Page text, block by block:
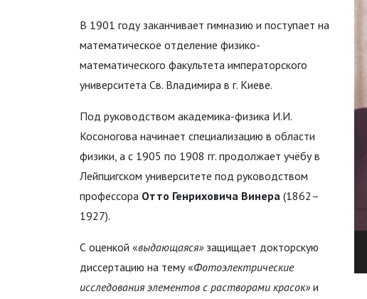
В 1901 году заканчивает гимназию и поступает на
математическое отделение физико-
математического факультета императорского
университета Св. Владимира в г. Киеве.
Под руководством академика-физика И.И.
Косоногова начинает специализацию в области
физики, а с 1905 по 1908 гг. продолжает учёбу в
Лейпцигском университете под руководством
профессора Отто Генриховича Винера (1862–
1927).
С оценкой «выдающаяся» защищает докторскую
диссертацию на тему «Фотоэлектрические
исследования элементов с растворами красок» и